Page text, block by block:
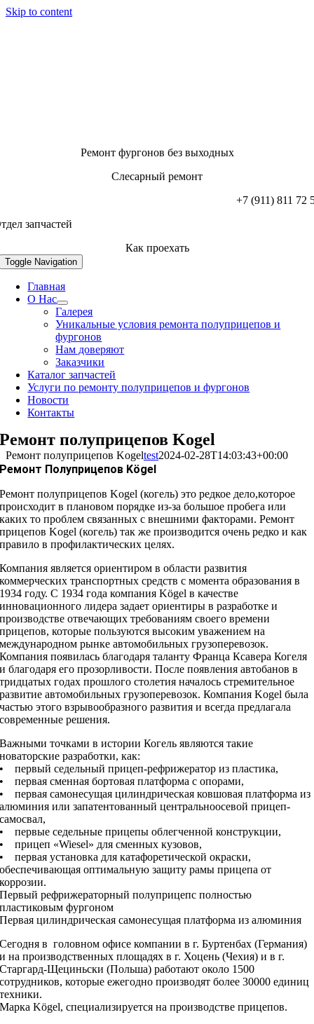
Skip to content
Ремонт фургонов без выходных
Слесарный ремонт
+7 (911) 811 72
запчастей
Как проехать
Toggle Navigation
Главная
О Нас
Галерея
Уникальные условия ремонта полуприцепов и
фургонов
Нам доверяют
Заказчики
Каталог запчастей
Услуги по ремонту полуприцепов и фургонов
Новости
Контакты
Ремонт полуприцепов Kogel
Ремонт полуприцепов Kogeltest2024-02-28T14:03:43+00:00
Ремонт Полуприцепов Kögel
Ремонт полуприцепов Kogel (когель) это редкое дело,которое
происходит в плановом порядке из-за большое пробега или
каких то проблем связанных с внешними факторами. Ремонт
прицепов Kogel (когель) так же производится очень редко и как
правило в профилактических целях.
Компания является ориентиром в области развития
коммерческих транспортных средств с момента образования в
1934 году. С 1934 года компания Kögel в качестве
инновационного лидера задает ориентиры в разработке и
производстве отвечающих требованиям своего времени
прицепов, которые пользуются высоким уважением на
международном рынке автомобильных грузоперевозок.
Компания появилась благодаря таланту Франца Ксавера Когеля
и благодаря его прозорливости. После появления автобанов в
тридцатых годах прошлого столетия началось стремительное
развитие автомобильных грузоперевозок. Компания Kogel была
частью этого взрывообразного развития и всегда предлагала
современные решения.
Важными точками в истории Когель являются такие
новаторские разработки, как:
• первый седельный прицеп-рефрижератор из пластика,
• первая сменная бортовая платформа с опорами,
• первая самонесущая цилиндрическая ковшовая платформа из
алюминия или запатентованный центральноосевой прицеп-
самосвал,
• первые седельные прицепы облегченной конструкции,
• прицеп «Wiesel» для сменных кузовов,
• первая установка для катафоретической окраски,
обеспечивающая оптимальную защиту рамы прицепа от
коррозии.
Первый рефрижераторный полуприцепс полностью
пластиковым фургоном
Первая цилиндрическая самонесущая платформа из алюминия
Сегодня в головном офисе компании в г. Буртенбах (Германия)
и на производственных площадях в г. Хоцень (Чехия) и в г.
Старгард-Щециньски (Польша) работают около 1500
сотрудников, которые ежегодно производят более 30000 единиц
техники.
Марка Kögel, специализируется на производстве прицепов.